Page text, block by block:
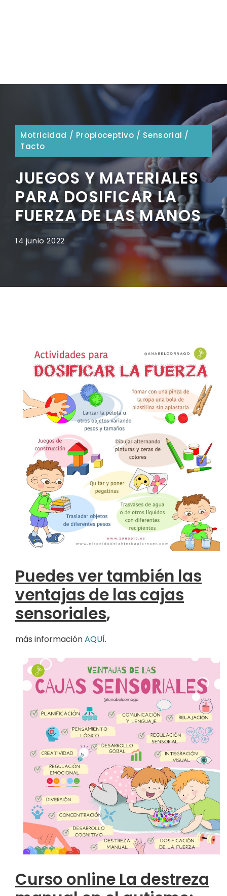
Motricidad / Propioceptivo / Sensorial /
Tacto
JUEGOS Y MATERIALES
PARA DOSIFICAR LA
FUERZA DE LAS MANOS
14 junio 2022
Puedes ver también las
ventajas de las cajas
sensoriales,
más informaciónAQUÍ.
Curso online La destreza